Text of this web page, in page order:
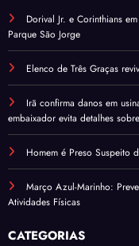
Dorival Jr. e Corinthians
Parque São Jorge
Elenco de Três Graças
Irã confirma danos em
embaixador evita detalhes
Homem é Preso Suspeito
Março Azul-Marinho:
Atividades Físicas
CATEGORIAS